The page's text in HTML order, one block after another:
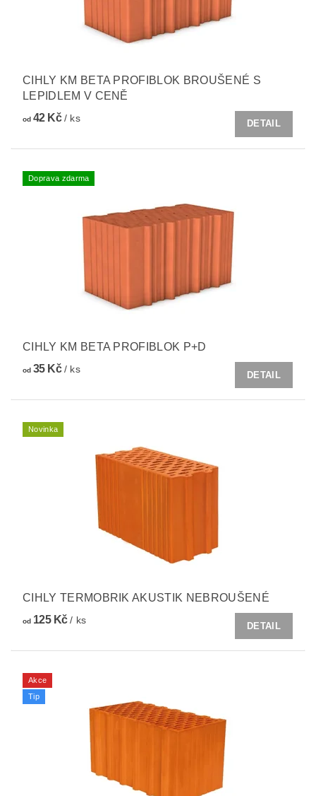
CIHLY KM BETA PROFIBLOK BROUŠENÉ S
LEPIDLEM V CENĚ
od42 Kč/ ks
DETAIL
Doprava zdarma
CIHLY KM BETA PROFIBLOK P+D
od35 Kč/ ks
DETAIL
Novinka
CIHLY TERMOBRIK AKUSTIK NEBROUŠENÉ
od125 Kč/ ks
DETAIL
Akce
Tip